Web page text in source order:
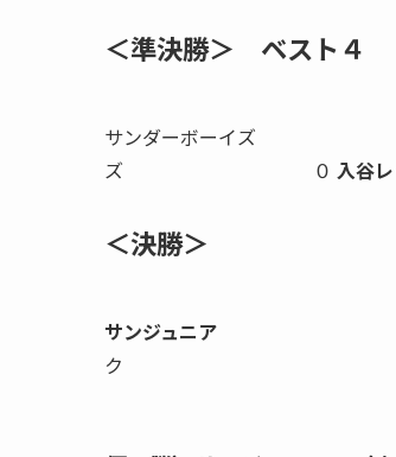
＜準決勝＞ ベスト４
サンダーボーイ
ズ ０ 入谷
＜決勝＞
サンジュニア ５（３
ク